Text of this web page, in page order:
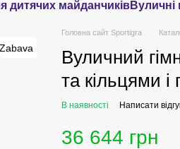
дитячих майданчиківВуличні
Головна сайт Sportigra
Вуличний
та кільцями
В наявності Написати
36 644 грн